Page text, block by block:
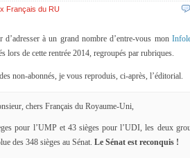
Français du RU
d’adresser à un grand nombre d’entre-vous mon
lors de cette rentrée 2014, regroupés par rubriques.
non-abonnés, je vous reproduis, ci-après, l’éditorial.
chers Français du Royaume-Uni,
pour l’UMP et 43 sièges pour l’UDI, les deux
des 348 sièges au Sénat. Le Sénat est reconquis !